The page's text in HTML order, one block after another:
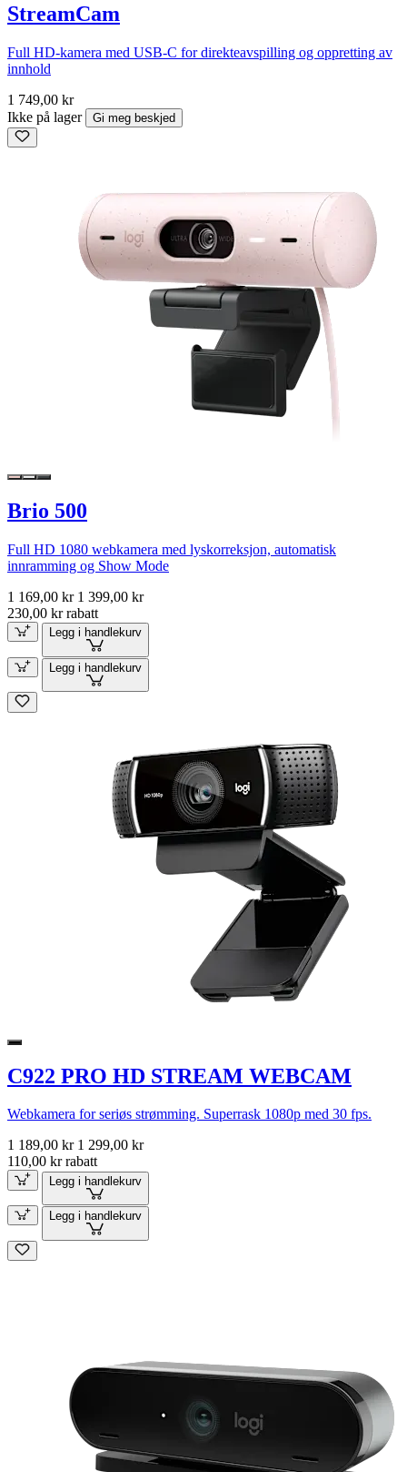
StreamCam
Full HD-kamera med USB-C for direkteavspilling og oppretting av
innhold
1 749,00 kr
Ikke på lager
Gi meg beskjed
Brio 500
Full HD 1080 webkamera med lyskorreksjon, automatisk
innramming og Show Mode
1 169,00 kr 1 399,00 kr
230,00 kr rabatt
Legg i handlekurv
Legg i handlekurv
C922 PRO HD STREAM WEBCAM
Webkamera for seriøs strømming. Superrask 1080p med 30 fps.
1 189,00 kr 1 299,00 kr
110,00 kr rabatt
Legg i handlekurv
Legg i handlekurv